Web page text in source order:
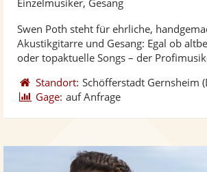
Swen Poth steht für ehrliche,
Akustikgitarre und Gesang: Egal ob
oder topaktuelle Songs – der
Standort: Schöfferstadt Gernsheim
Gage: auf Anfrage